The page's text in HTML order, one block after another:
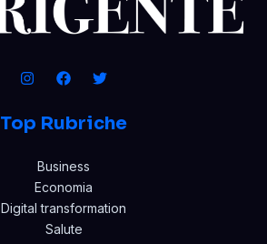
Top Rubriche
Business
Economia
Digital transformation
Salute